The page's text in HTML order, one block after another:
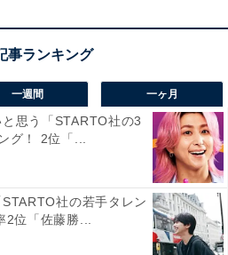
一週間 一ヶ月
思う「STARTO社の3
グ！ 2位「...
社の若手タレン
2位「佐藤勝...